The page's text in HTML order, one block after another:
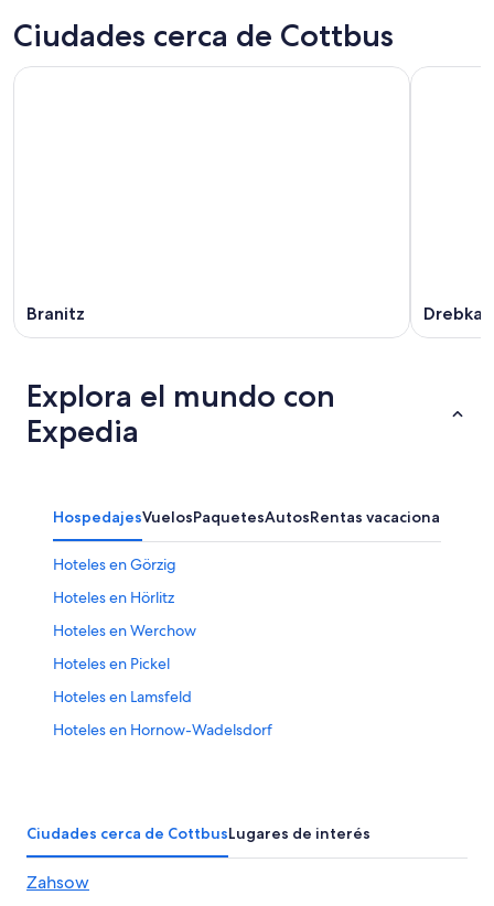
Ciudades cerca de Cottbus
Branitz Drebkau
Explora el mundo con
Expedia
HospedajesVuelosPaquetesAutosRentas vacacionales
Hoteles en Görzig
Hoteles en Hörlitz
Hoteles en Werchow
Hoteles en Pickel
Hoteles en Lamsfeld
Hoteles en Hornow-Wadelsdorf
Hoteles en Bagenz
Hoteles en Amt Neuzelle
Hoteles en Spreewald
Ciudades cerca de CottbusLugares de interés
Zahsow